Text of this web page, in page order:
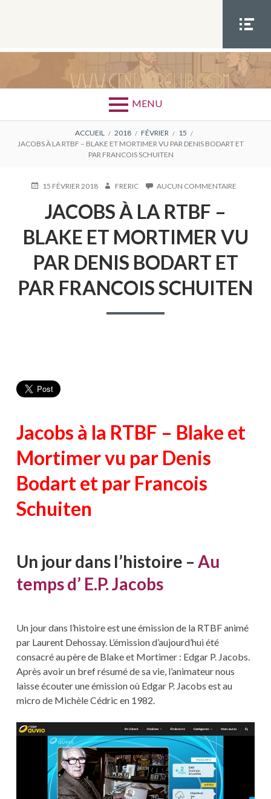
MEN
U
SOCIA
MENU
FIL
D'ARIANE
ACCUEIL 2018 FÉVRIER
15
JACOBS À LA RTBF – BLAKE ET MORTIMER VU PAR DENIS BODART ET
PAR FRANCOIS SCHUITEN
PUBLIÉ15 FÉVRIER 2018 AUTEUR
FRERIC AUCUN COMMENTAIRESUR
RTBF
–
VU
PAR
JACOBS À LA RTBF –
BLAKE ET MORTIMER VU
PAR DENIS BODART ET
PAR FRANCOIS SCHUITEN
Jacobs à la RTBF – Blake et
Mortimer vu par Denis
Bodart et par Francois
Schuiten
Un jour dans l’histoire – Au
temps d’ E.P. Jacobs
Un jour dans l’histoire est une émission de la RTBF animé
par Laurent Dehossay. L’émission d’aujourd’hui été
consacré au père de Blake et Mortimer : Edgar P. Jacobs.
Après avoir un bref résumé de sa vie, l’animateur nous
laisse écouter une émission où Edgar P. Jacobs est au
micro de Michèle Cédric en 1982.